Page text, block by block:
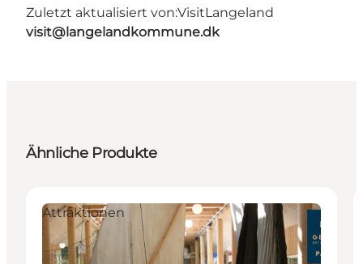
Zuletzt aktualisiert von:VisitLangeland
visit@langelandkommune.dk
Ähnliche Produkte
Attraktionen